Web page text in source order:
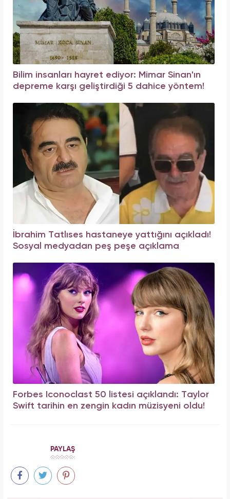
Bilim insanları hayret ediyor: Mimar Sinan'ın
depreme karşı geliştirdiği 5 dahice yöntem!
İbrahim Tatlıses hastaneye yattığını açıkladı!
Sosyal medyadan peş peşe açıklama
Forbes Iconoclast 50 listesi açıklandı: Taylor
Swift tarihin en zengin kadın müzisyeni oldu!
PAYLAŞ